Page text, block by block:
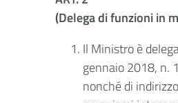
(Delega di funzioni in
Il Ministro è
gennaio 2018, n.
nonché di